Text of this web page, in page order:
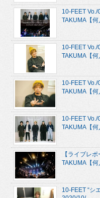
10-FEET Vo./
TAKUMA【何
10-FEET Vo./
TAKUMA【何
10-FEET Vo./
TAKUMA【何
10-FEET Vo./
TAKUMA【何
【ライブレ
TAKUMA【何
10-FEET “シ